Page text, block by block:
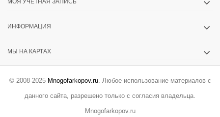
МОЯ УЧЕТНАЯ ЗАПИСЬ
ИНФОРМАЦИЯ
МЫ НА КАРТАХ
© 2008-2025 Mnogofarkopov.ru. Любое использование материалов с
данного сайта, разрешено только с согласия владельца.
Mnogofarkopov.ru